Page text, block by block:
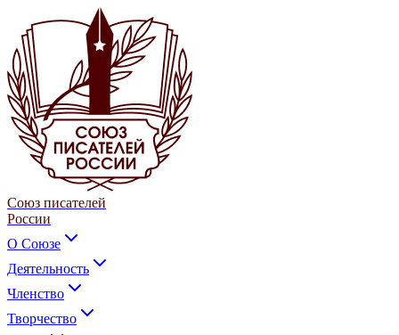
Союз писателей
России
О Союзе
Деятельность
Членство
Творчество